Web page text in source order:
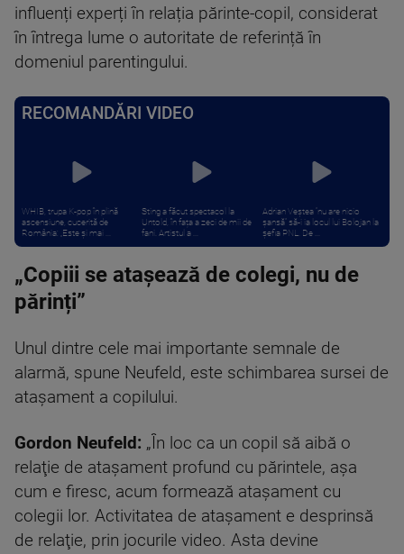
influenți experți în relația părinte-copil, considerat
în întrega lume o autoritate de referință în
domeniul parentingului.
RECOMANDĂRI VIDEO
WHIB, trupa K-pop în plină
ascensiune, cucerită de
România: „Este și mai ...
Sting a făcut spectacol la
Untold, în fața a zeci de mii de
fani. Artistul a ...
Adrian Veștea “nu are nicio
șansă” să-i ia locul lui Bolojan la
șefia PNL. De ...
„Copiii se atașează de colegi, nu de
părinți”
Unul dintre cele mai importante semnale de
alarmă, spune Neufeld, este schimbarea sursei de
atașament a copilului.
Gordon Neufeld: „În loc ca un copil să aibă o
relaţie de ataşament profund cu părintele, aşa
cum e firesc, acum formează ataşament cu
colegii lor. Activitatea de ataşament e desprinsă
de relaţie, prin jocurile video. Asta devine